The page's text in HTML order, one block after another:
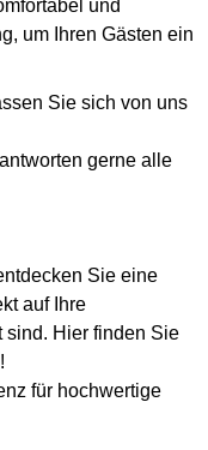
und
um Ihren Gästen ein
Sie sich von uns
gerne alle
Sie eine
auf Ihre
sind. Hier finden Sie
für hochwertige